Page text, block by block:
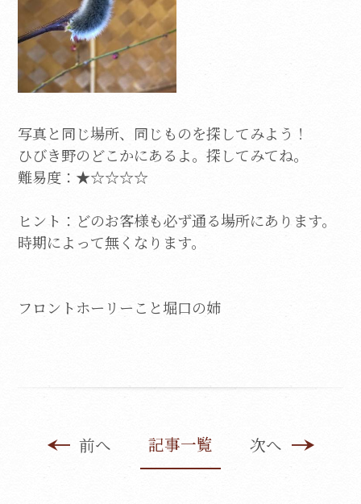
写真と同じ場所、同じものを探してみよう！
ひびき野のどこかにあるよ。探してみてね。
難易度：★☆☆☆☆
ヒント：どのお客様も必ず通る場所にあります。
時期によって無くなります。
フロントホーリーこと堀口の姉
前へ 記事一覧 次へ